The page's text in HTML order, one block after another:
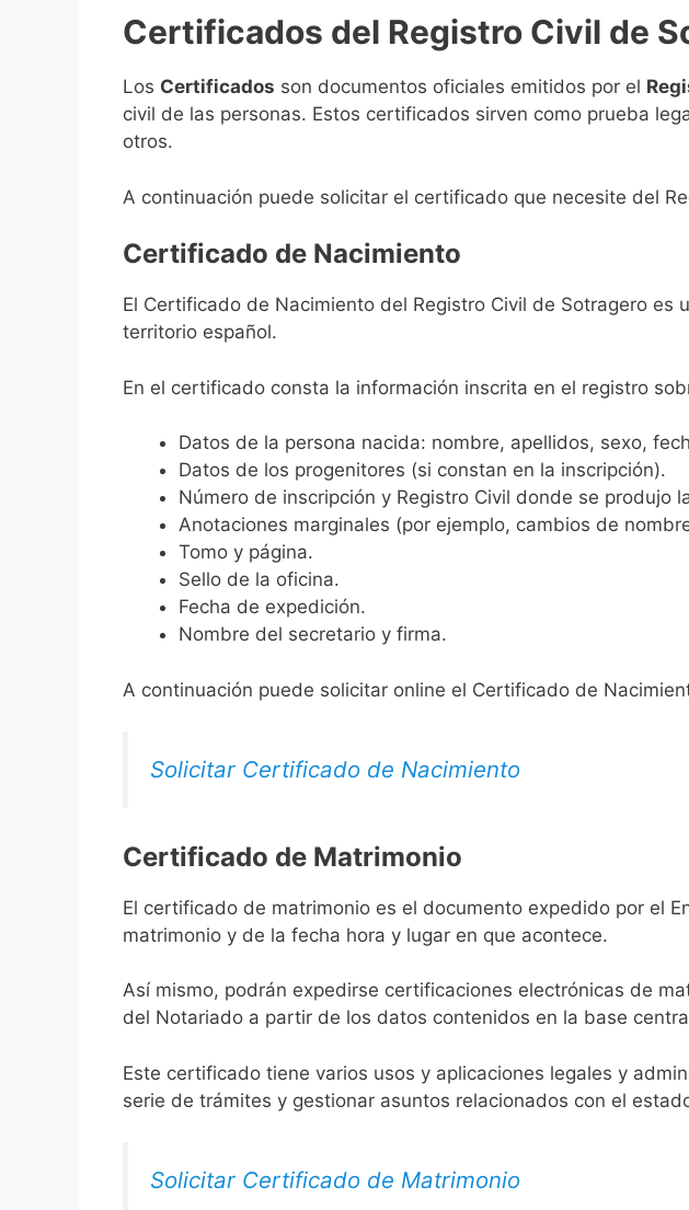
Certificados del Registro Civil de
Los Certificados son documentos oficiales emitidos por el
civil de las personas. Estos certificados sirven como prueba
otros.
A continuación puede solicitar el certificado que necesite del
Certificado de Nacimiento
El Certificado de Nacimiento del Registro Civil de Sotragero
territorio español.
En el certificado consta la información inscrita en el registro
Datos de la persona nacida: nombre, apellidos, sexo,
Datos de los progenitores (si constan en la inscripción).
Número de inscripción y Registro Civil donde se produjo
Anotaciones marginales (por ejemplo, cambios de
Tomo y página.
Sello de la oficina.
Fecha de expedición.
Nombre del secretario y firma.
A continuación puede solicitar online el Certificado de
Solicitar Certificado de Nacimiento
Certificado de Matrimonio
El certificado de matrimonio es el documento expedido por el
matrimonio y de la fecha hora y lugar en que acontece.
Así mismo, podrán expedirse certificaciones electrónicas de
del Notariado a partir de los datos contenidos en la base
Este certificado tiene varios usos y aplicaciones legales y
serie de trámites y gestionar asuntos relacionados con el
Solicitar Certificado de Matrimonio